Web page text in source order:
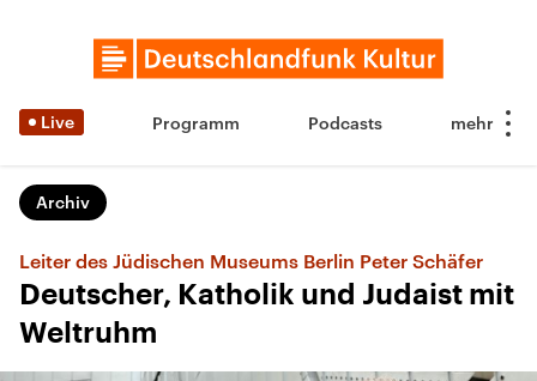
Live Programm Podcasts
Archiv
Leiter des Jüdischen Museums Berlin Peter Schäfer
Deutscher, Katholik und Judaist mit
Weltruhm